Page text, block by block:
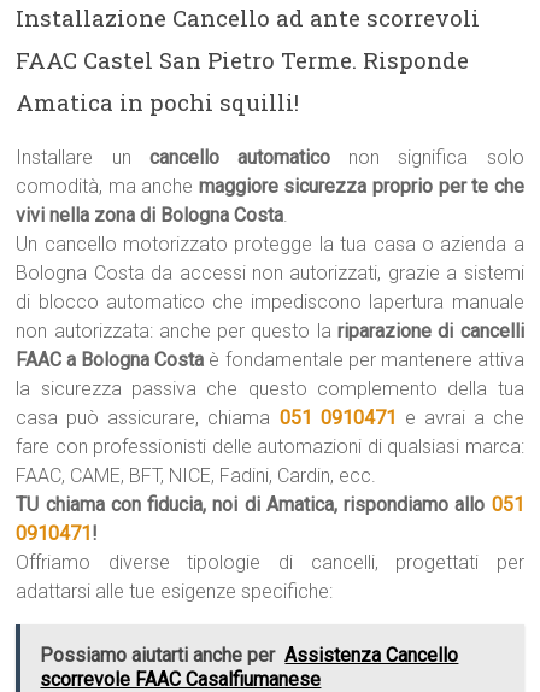
Installazione Cancello ad ante scorrevoli
FAAC Castel San Pietro Terme. Risponde
Amatica in pochi squilli!
Installare un cancello automatico non significa solo
comodità, ma anche maggiore sicurezza proprio per te che
vivi nella zona di Bologna Costa.
Un cancello motorizzato protegge la tua casa o azienda a
Bologna Costa da accessi non autorizzati, grazie a sistemi
di blocco automatico che impediscono lapertura manuale
non autorizzata: anche per questo lariparazione di cancelli
FAAC a Bologna Costa è fondamentale per mantenere attiva
la sicurezza passiva che questo complemento della tua
casa può assicurare, chiama 051 0910471 e avrai a che
fare con professionisti delle automazioni di qualsiasi marca:
FAAC, CAME, BFT, NICE, Fadini, Cardin, ecc.
TU chiama con fiducia, noi di Amatica, rispondiamo allo 051
0910471!
Offriamo diverse tipologie di cancelli, progettati per
adattarsi alle tue esigenze specifiche:
Possiamo aiutarti anche per Assistenza Cancello
scorrevole FAAC Casalfiumanese